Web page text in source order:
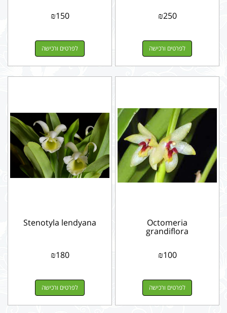
₪250
לפרטים ורכישה
₪150
לפרטים ורכישה
Octomeria
grandiflora
₪100
לפרטים ורכישה
Stenotyla lendyana
₪180
לפרטים ורכישה